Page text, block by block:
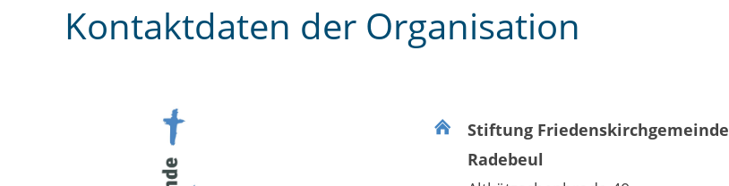
Kontaktdaten der Organisation
Stiftung Friedenskirchgemeinde
Radebeul